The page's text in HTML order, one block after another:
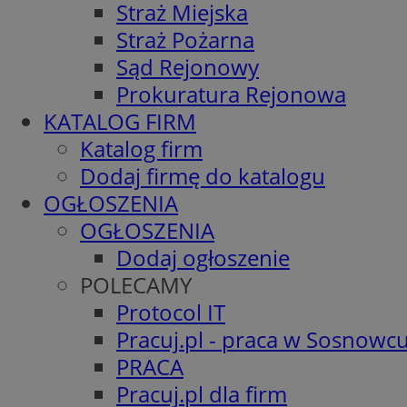
Straż Miejska
Straż Pożarna
Sąd Rejonowy
Prokuratura Rejonowa
KATALOG FIRM
Katalog firm
Dodaj firmę do katalogu
OGŁOSZENIA
OGŁOSZENIA
Dodaj ogłoszenie
POLECAMY
Protocol IT
Pracuj.pl - praca w
PRACA
Pracuj.pl dla firm